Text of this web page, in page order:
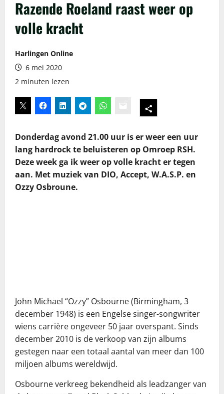
Razende Roeland raast weer op
volle kracht
Harlingen Online
6 mei 2020
2 minuten lezen
Donderdag avond 21.00 uur is er weer een uur
lang hardrock te beluisteren op Omroep RSH.
Deze week ga ik weer op volle kracht er tegen
aan. Met muziek van DIO, Accept, W.A.S.P. en
Ozzy Osbroune.
John Michael “Ozzy” Osbourne (Birmingham, 3
december 1948) is een Engelse singer-songwriter
wiens carrière ongeveer 50 jaar overspant. Sinds
december 2010 is de verkoop van zijn albums
gestegen naar een totaal aantal van meer dan 100
miljoen albums wereldwijd.
Osbourne verkreeg bekendheid als leadzanger van